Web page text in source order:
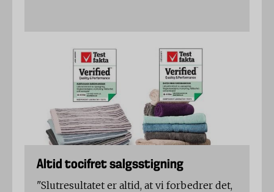
Altid tocifret salgsstigning
"Slutresultatet er altid, at vi forbedrer det,